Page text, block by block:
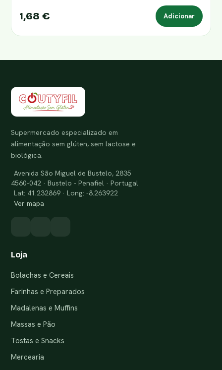
1,68 € Adicionar
Supermercado especializado em
alimentação sem glúten, sem lactose e
biológica.
Avenida São Miguel de Bustelo, 2835
4560-042 · Bustelo - Penafiel · Portugal
Lat: 41.232869 · Long: -8.263922
Ver mapa
Loja
Bolachas e Cereais
Farinhas e Preparados
Madalenas e Muffins
Massas e Pão
Tostas e Snacks
Mercearia